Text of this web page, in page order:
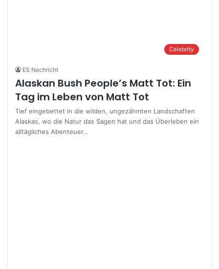
Celebrity
ES Nachricht
Alaskan Bush People’s Matt Tot: Ein
Tag im Leben von Matt Tot
Tief eingebettet in die wilden, ungezähmten Landschaften
Alaskas, wo die Natur das Sagen hat und das Überleben ein
alltägliches Abenteuer…